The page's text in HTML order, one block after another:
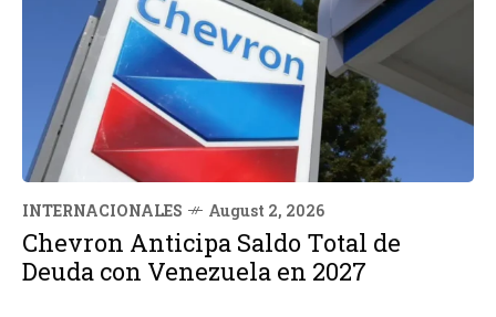
INTERNACIONALES August 2, 2026
Chevron Anticipa Saldo Total de
Deuda con Venezuela en 2027